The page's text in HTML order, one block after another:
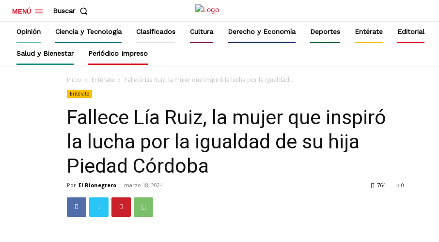
MENÚ Buscar
Opinión Ciencia y Tecnología Clasificados Cultura Derecho y Economía Deportes Entérate Editorial
Salud y Bienestar Periódico Impreso
Inicio Entérate Fallece Lía Ruiz, la mujer que inspiró la lucha por la igualdad...
Entérate
Fallece Lía Ruiz, la mujer que inspiró
la lucha por la igualdad de su hija
Piedad Córdoba
Por El Rionegrero - marzo 18, 2024 0
764